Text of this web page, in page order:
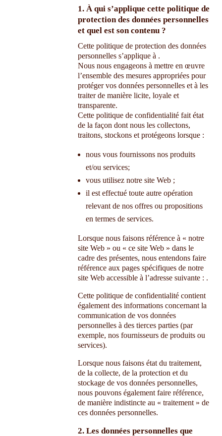
1. À qui s’applique cette politique de
protection des données personnelles
et quel est son contenu ?
Cette politique de protection des données
personnelles s’applique à .
Nous nous engageons à mettre en œuvre
l’ensemble des mesures appropriées pour
protéger vos données personnelles et à les
traiter de manière licite, loyale et
transparente.
Cette politique de confidentialité fait état
de la façon dont nous les collectons,
traitons, stockons et protégeons lorsque :
nous vous fournissons nos produits
et/ou services;
vous utilisez notre site Web ;
il est effectué toute autre opération
relevant de nos offres ou propositions
en termes de services.
Lorsque nous faisons référence à « notre
site Web » ou « ce site Web » dans le
cadre des présentes, nous entendons faire
référence aux pages spécifiques de notre
site Web accessible à l’adresse suivante : .
Cette politique de confidentialité contient
également des informations concernant la
communication de vos données
personnelles à des tierces parties (par
exemple, nos fournisseurs de produits ou
services).
Lorsque nous faisons état du traitement,
de la collecte, de la protection et du
stockage de vos données personnelles,
nous pouvons également faire référence,
de manière indistincte au « traitement » de
ces données personnelles.
2. Les données personnelles que